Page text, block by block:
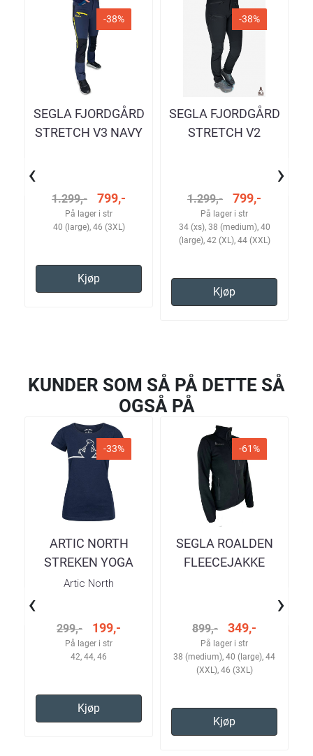
-38%
SEGLA FJORDGÅRD
STRETCH V3 NAVY
1.299,- 799,-
På lager i str
40 (large), 46 (3XL)
Kjøp
-38%
SEGLA FJORDGÅRD
STRETCH V2
1.299,- 799,-
På lager i str
34 (xs), 38 (medium), 40
(large), 42 (XL), 44 (XXL)
Kjøp
‹ ›
KUNDER SOM SÅ PÅ DETTE SÅ
OGSÅ PÅ
-33%
ARTIC NORTH
STREKEN YOGA
NAVY T-SKJORTE
Artic North
299,- 199,-
På lager i str
42, 44, 46
Kjøp
-61%
SEGLA ROALDEN
FLEECEJAKKE
899,- 349,-
På lager i str
38 (medium), 40 (large), 44
(XXL), 46 (3XL)
Kjøp
‹ ›